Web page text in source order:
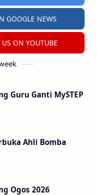
GOOGLE NEWS
US ON YOUTUBE
Guru Ganti MySTEP
Ahli Bomba
Ogos 2026